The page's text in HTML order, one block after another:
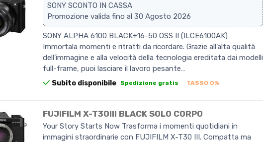
SONY SCONTO IN CASSA
Promozione valida fino al 30 Agosto 2026
SONY ALPHA 6100 BLACK+16-50 OSS II (ILCE6100AK)
Immortala momenti e ritratti da ricordare. Grazie all’alta qualità
dell’immagine e alla velocità della tecnologia ereditata dai modelli
full-frame, puoi lasciare il lavoro pesante…
Subito disponibile Spedizione gratis TASSO 0%
FUJIFILM X-T30III BLACK SOLO CORPO
Your Story Starts Now Trasforma i momenti quotidiani in
immagini straordinarie con FUJIFILM X-T30 III. Compatta ma